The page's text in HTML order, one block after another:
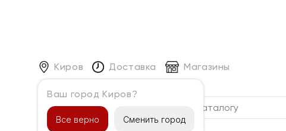
Киров
Ваш город Киров?
Все верно Сменить город
Доставка Магазины
Каталог